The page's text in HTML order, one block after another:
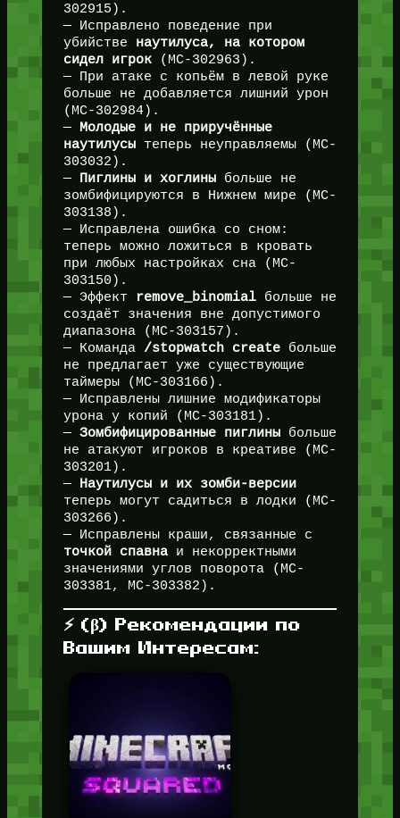
302915).
— Исправлено поведение при
убийстве наутилуса, на котором
сидел игрок(MC-302963).
— При атаке с копьём в левой руке
больше не добавляется лишний урон
(MC-302984).
—
Молодые и не приручённые
наутилусытеперь неуправляемы (MC-
303032).
—
Пиглины и хоглиныбольше не
зомбифицируются в Нижнем мире (MC-
303138).
— Исправлена ошибка со сном:
теперь можно ложиться в кровать
при любых настройках сна (MC-
303150).
— Эффект remove_binomialбольше не
создаёт значения вне допустимого
диапазона (MC-303157).
— Команда /stopwatch createбольше
не предлагает уже существующие
таймеры (MC-303166).
— Исправлены лишние модификаторы
урона у копий (MC-303181).
— Зомбифицированные пиглиныбольше
не атакуют игроков в креативе (MC-
303201).
—
Наутилусы и их зомби-версии
теперь могут садиться в лодки (MC-
303266).
— Исправлены краши, связанные с
точкой спавнаи некорректными
значениями углов поворота (MC-
303381, MC-303382).
⚡ (β) Рекомендации по
Вашим Интересам: